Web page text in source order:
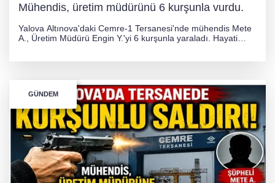
Mühendis, üretim müdürünü 6 kurşunla vurdu.
Yalova Altınova'daki Cemre-1 Tersanesi'nde mühendis Mete
A., Üretim Müdürü Engin Y.'yi 6 kurşunla yaraladı. Hayati
GÜNDEM